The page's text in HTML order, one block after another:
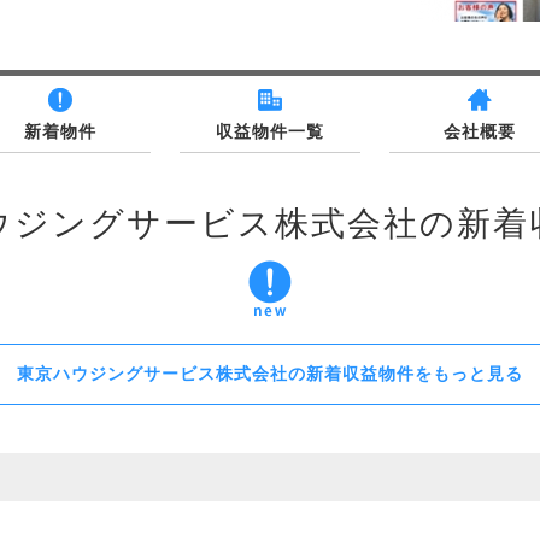
新着物件 収益物件一覧 会社概要
ジングサービス株式会社の新着
東京ハウジングサービス株式会社の新着収益物件をもっと見る